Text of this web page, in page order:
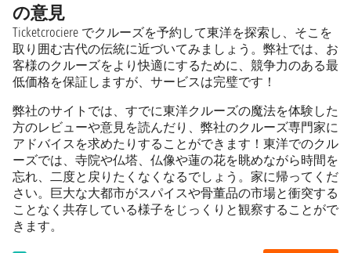
の意見
Ticketcrociere でクルーズを予約して東洋を探索し、そこを
取り囲む古代の伝統に近づいてみましょう。弊社では、お
客様のクルーズをより快適にするために、競争力のある最
低価格を保証しますが、サービスは完璧です！
弊社のサイトでは、すでに東洋クルーズの魔法を体験した
方のレビューや意見を読んだり、弊社のクルーズ専門家に
アドバイスを求めたりすることができます！東洋でのクル
ーズでは、寺院や仏塔、仏像や蓮の花を眺めながら時間を
忘れ、二度と戻りたくなくなるでしょう。家に帰ってくだ
さい。巨大な大都市がスパイスや骨董品の市場と衝突する
ことなく共存している様子をじっくりと観察することがで
きます。